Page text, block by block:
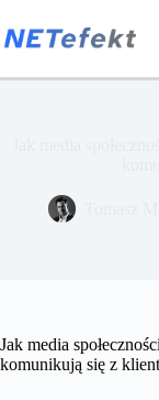
do
treści
Jak media
komunikują się z